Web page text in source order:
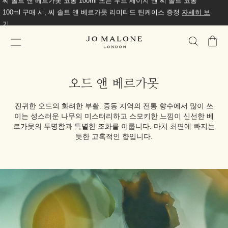
100ml 구매 시, 씨 솔트 앤 베르가못 리미티드 틴케이스 증정 자세히 보
기
가
오드 앤 베르가못
진귀한 오드의 화려한 부활. 중동 지역의 전통 향수에서 많이 쓰
이는 성스러운 나무의 미스터리하고 스모키한 느낌이 신선한 베
르가못의 투명함과 특별한 조화를 이룹니다. 마치 최면에 빠지는
듯한 고혹적인 향입니다.